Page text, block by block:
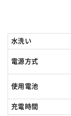
水洗い
電源方式
使用電池
充電時間